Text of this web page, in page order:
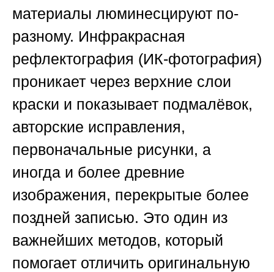
материалы люминесцируют по-
разному. Инфракрасная
рефлектография (ИК-фотография)
проникает через верхние слои
краски и показывает подмалёвок,
авторские исправления,
первоначальные рисунки, а
иногда и более древние
изображения, перекрытые более
поздней записью. Это один из
важнейших методов, который
помогает отличить оригинальную